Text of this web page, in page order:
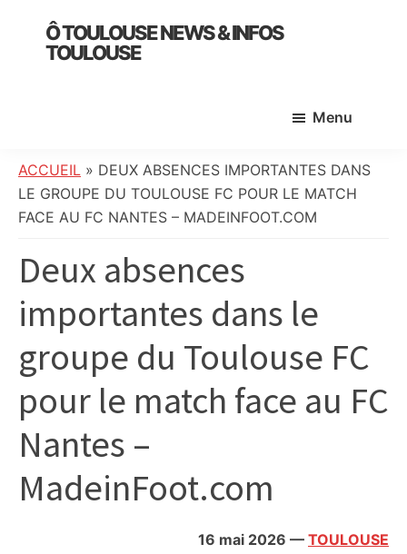
primary
Ô TOULOUSE NEWS & INFOS
TOULOUSE
:
info
locale,
culture,
politique,
météo,
faits
divers
initiatives
citoyennes
Menu
ACCUEIL » DEUX ABSENCES IMPORTANTES DANS
LE GROUPE DU TOULOUSE FC POUR LE MATCH
FACE AU FC NANTES – MADEINFOOT.COM
Deux absences
importantes dans le
groupe du Toulouse FC
pour le match face au FC
Nantes –
MadeinFoot.com
16 mai 2026 — TOULOUSE